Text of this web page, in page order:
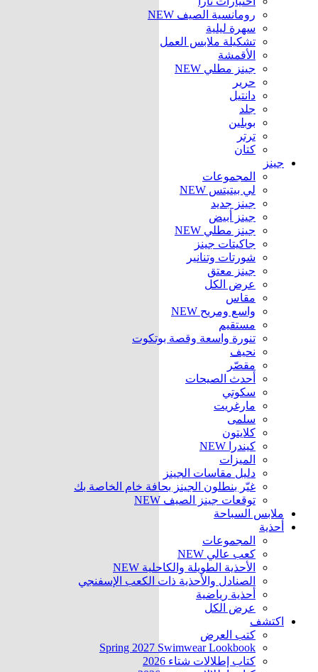
رومانسية الصيف NEW
سهرة ليلية
تشكيلة ملابس العمل
الأقمشة
جينز مطلي NEW
حرير
دانتيل
جلد
بوبلين
ترتر
كتان
جينز
المجموعات
لي بيتيتس NEW
جينز جديد
جينز أبيض
جينز مطلي NEW
جاكيتات جينز
شورتات وتنانير
جينز معتق
عرض الكل
مقاس
واسع ومريح NEW
مستقيم
تنورة واسعة وقصة بوتكوت
نحيف
مقصّر
أحدث الصيحات
سكوتي
مارغريت
سلمى
كلايتون
كيندرا NEW
الميزات
دليل مقاسات الجينز
غيّر بنطلون الجينز بحافة خام الخاصة بك
توقعات جينز الصيف NEW
ملابس السباحة
أحذية
المجموعات
كعب عالي NEW
الأحذية الطويلة والكاحلية NEW
الصنادل والأحذية ذات الكعب الإسفنجي
أحذية رياضية
عرض الكل
اكتشف
كتب العرض
Spring 2027 Swimwear Lookbook
كتاب إطلالات شتاء 2026